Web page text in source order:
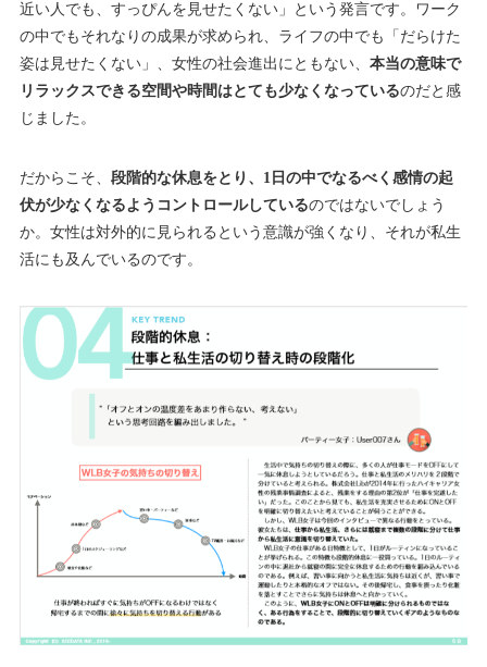
近い人でも、すっぴんを見せたくない」という発言です。ワーク
の中でもそれなりの成果が求められ、ライフの中でも「だらけた
姿は見せたくない」、女性の社会進出にともない、 本当の意味で
リラックスできる空間や時間はとても少なくなっているのだと感
じました。
だからこそ、 段階的な休息をとり、1日の中でなるべく感情の起
伏が少なくなるようコントロールしているのではないでしょう
か。女性は対外的に見られるという意識が強くなり、それが私生
活にも及んでいるのです。